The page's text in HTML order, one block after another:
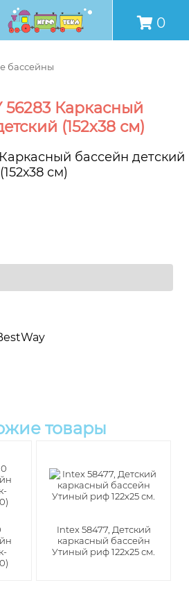
0
бассейны
56283 Каркасный
(152х38 см)
товары
Intex 58477, Детский
каркасный бассейн
Утиный риф 122х25 см.